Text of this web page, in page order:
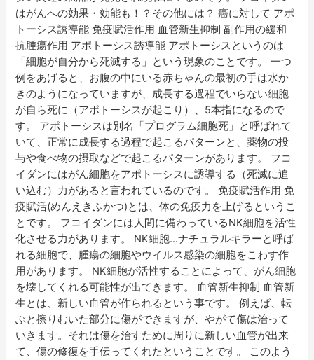
はがんへの効果・効能も！？その他には？ 癌に対して アポ
トーシス誘導能 免疫賦活作用 血管新生抑制 副作用の緩和
抗腫瘍作用 アポトーシス誘導能 アポトーシスというのは
「細胞が自分から死滅する」という現象のことです。 一つ
例をあげると、お腹の中にいる赤ちゃんの最初の手は水か
きのようになっていますが、成長する過程でいらない細胞
が自ら死に（アポトーシスが起こり）、5本指になるので
す。 アポトーシスは別名「プログラム細胞死」と呼ばれて
いて、正常に成長する過程で起こるパターンと、薬物の投
与や食べ物の摂取などで起こるパターンがあります。 フコ
イダンにはがん細胞をアポトーシスに誘導する（死滅に追
い込む）力があると言われているのです。 免疫賦活作用 免
疫賦活(めんえきふかつ)とは、体の免疫力を上げるというこ
とです。 フコイダンには人間に備わっているNK細胞を活性
化させる力があります。 NK細胞…ナチュラルキラーと呼ば
れる細胞で、腫瘍の細胞やウイルス感染の細胞をこわす作
用があります。 NK細胞が活性することによって、がん細胞
を壊してくれる可能性が出てきます。 血管新生抑制 血管新
生とは、新しい血管が作られるという事です。 例えば、転
ぶと擦りむいた部分に傷ができますが、やがて傷は治って
いきます。それは傷を治すために周りに新しい血管が出来
て、傷の修復を手伝ってくれたということです。 このよう